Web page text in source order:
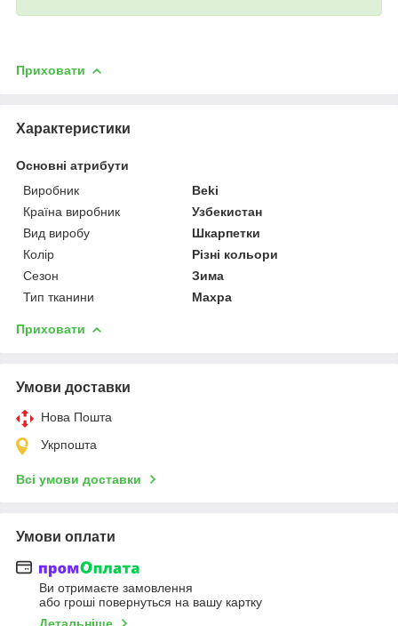
Приховати
Характеристики
Основні атрибути
Виробник
Beki
Країна виробник
Узбекистан
Вид виробу
Шкарпетки
Колір
Різні кольори
Сезон
Зима
Тип тканини
Махра
Приховати
Умови доставки
Нова Пошта
Укрпошта
Всі умови доставки
Умови оплати
Ви отримаєте замовлення
або гроші повернуться на вашу картку